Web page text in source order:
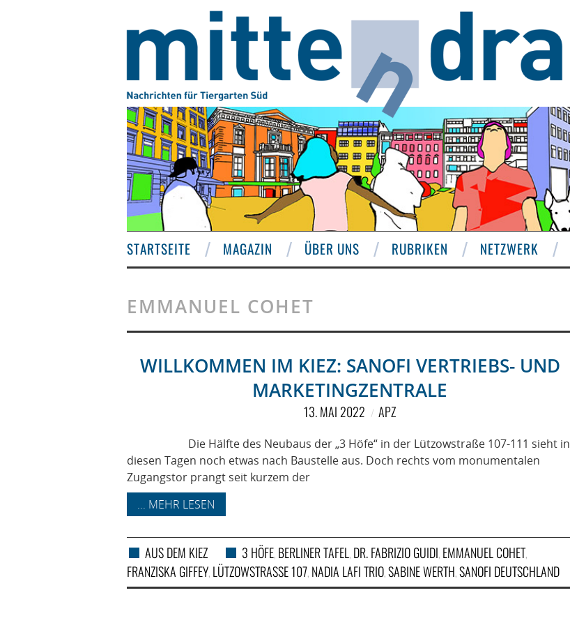
STARTSEITE MAGAZIN ÜBER UNS RUBRIKEN NETZWERK
EMMANUEL COHET
WILLKOMMEN IM KIEZ: SANOFI VERTRIEBS- UND
MARKETINGZENTRALE
13. MAI 2022 APZ
Die Hälfte des Neubaus der „3 Höfe“ in der Lützowstraße 107-111 sieht in
diesen Tagen noch etwas nach Baustelle aus. Doch rechts vom monumentalen
Zugangstor prangt seit kurzem der
... MEHR LESEN
AUS DEM KIEZ 3 HÖFE, BERLINER TAFEL , DR. FABRIZIO GUIDI, EMMANUEL COHET,
FRANZISKA GIFFEY, LÜTZOWSTRASSE 107 , NADIA LAFI TRIO,SABINE WERTH,SANOFI DEUTSCHLAND